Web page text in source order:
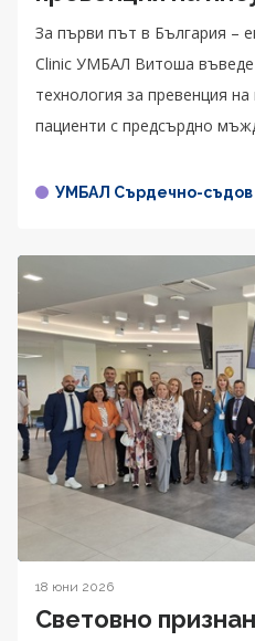
За първи път в България –
Clinic УМБАЛ Витоша
технология за превенция
пациенти с предсърдно
УМБАЛ Сърдечно-
18 юни 2026
Световно